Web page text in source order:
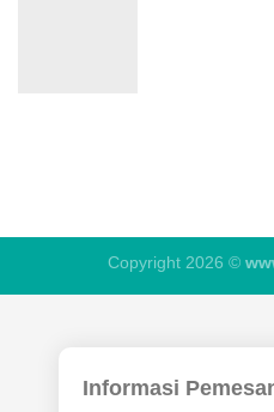
Informasi
Copyright 2026 ©